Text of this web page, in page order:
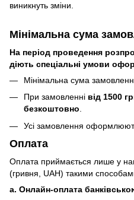
виникнуть зміни.
Мінімальна сума
На період проведення
діють спеціальні умови
Мінімальна сума
При замовленні від 1500
безкоштовно.
Усі замовлення
Оплата
Оплата приймається лише у
(гривня, UAH) такими
a. Онлайн-оплата